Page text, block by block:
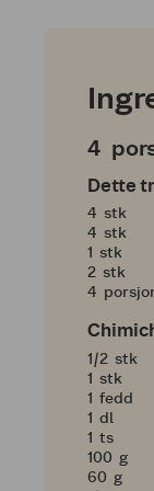
4
4
Dette
4
4 stk
4
4 stk
11 stk
2
2 stk
4
4
en halv
1/2 stk
11 stk
11 fedd
11 dl
11 ts
100
100 g
60
60 g